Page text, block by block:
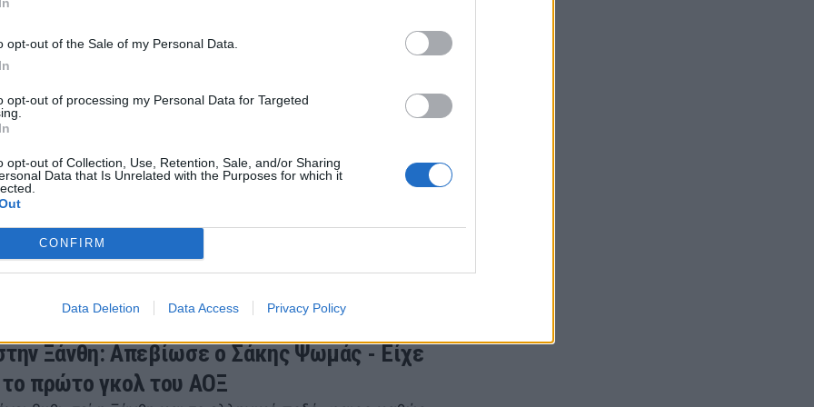
opt-out of the Sale of my Personal Data.
opt-out of processing my Personal Data for Targeted
opt-out of Collection, Use, Retention, Sale, and/or Sharing
Data that Is Unrelated with the Purposes for which it
CONFIRM
Data Deletion Data Access Privacy Policy
μπάσκετ - «Έφυγε» ο Στράτος Κωσταλάς
του Στράτου Κωσταλά θρηνεί το ελληνικό μπάσκετ.
15:52
Ξάνθη: Απεβίωσε ο Σάκης Ψωμάς - Είχε
το πρώτο γκολ του ΑΟΞ